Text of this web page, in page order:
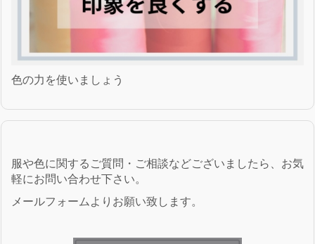
色の力を使いましょう
服や色に関するご質問・ご相談などございましたら、お気
軽にお問い合わせ下さい。
メールフォームよりお願い致します。